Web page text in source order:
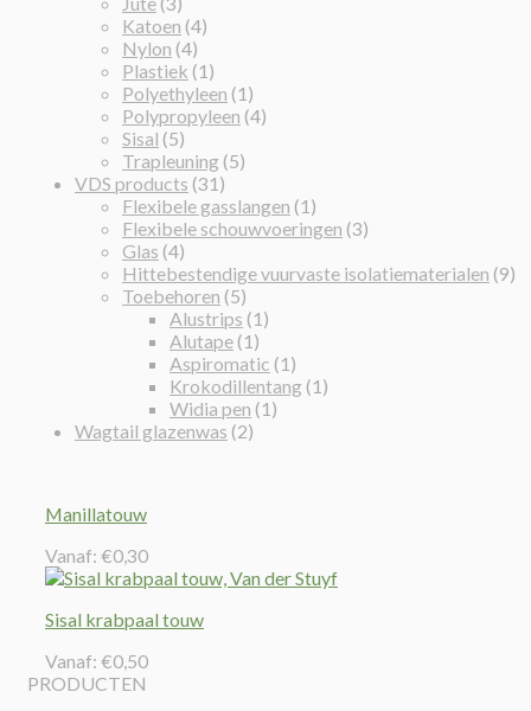
Katoen (4)
Nylon (4)
Plastiek (1)
Polyethyleen (1)
Polypropyleen (4)
Sisal (5)
Trapleuning (5)
VDS products (31)
Flexibele gasslangen (1)
Flexibele schouwvoeringen (3)
Glas (4)
Hittebestendige vuurvaste isolatiematerialen (9)
Toebehoren (5)
Alustrips (1)
Alutape (1)
Aspiromatic (1)
Krokodillentang (1)
Widia pen (1)
Wagtail glazenwas (2)
Manillatouw
Vanaf: €0,30
Sisal krabpaal touw
Vanaf: €0,50
PRODUCTEN